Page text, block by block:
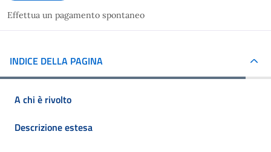
Effettua un pagamento spontaneo
INDICE DELLA PAGINA
A chi è rivolto
Descrizione estesa